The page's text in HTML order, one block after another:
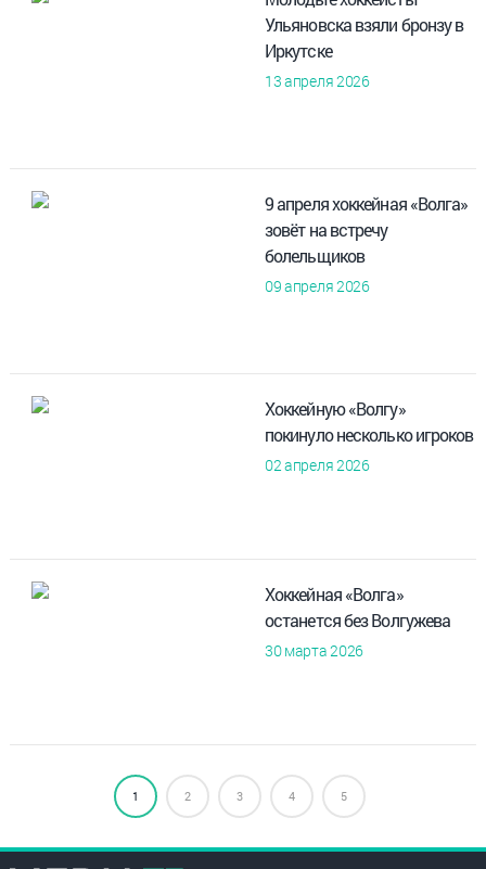
Ульяновска взяли бронзу в
Иркутске
13 апреля 2026
9 апреля хоккейная «Волга»
зовёт на встречу
болельщиков
09 апреля 2026
Хоккейную «Волгу»
покинуло несколько игроков
02 апреля 2026
Хоккейная «Волга»
останется без Волгужева
30 марта 2026
1 2 3 4 5